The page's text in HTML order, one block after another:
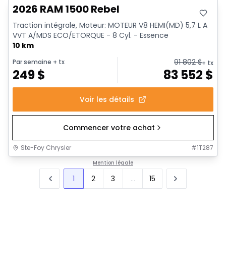
2026 RAM 1500 Rebel
Traction intégrale, Moteur: MOTEUR V8 HEMI(MD) 5,7 L A
VVT A/MDS ECO/ETORQUE - 8 Cyl. - Essence
10 km
Par semaine + tx
249$
91 802$+ tx
83 552 $
Voir les détails
Commencer votre achat
Ste-Foy Chrysler #1T287
Mention légale
1 2 3 ... 15